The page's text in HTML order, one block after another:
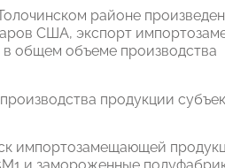
районе
США, экспорт
общем объеме производства
продукции
импортозамещающей